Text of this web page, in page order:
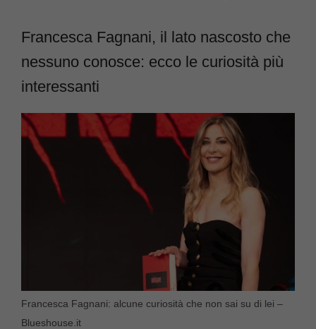
Francesca Fagnani, il lato nascosto che
nessuno conosce: ecco le curiosità più
interessanti
Francesca Fagnani: alcune curiosità che non sai su di lei –
Blueshouse.it